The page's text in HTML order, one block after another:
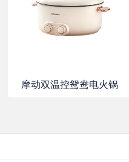
摩动双温控鸳鸯电火锅